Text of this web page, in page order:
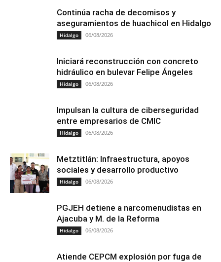
Continúa racha de decomisos y
aseguramientos de huachicol en Hidalgo
Hidalgo 06/08/2026
Iniciará reconstrucción con concreto
hidráulico en bulevar Felipe Ángeles
Hidalgo 06/08/2026
Impulsan la cultura de ciberseguridad
entre empresarios de CMIC
Hidalgo 06/08/2026
Metztitlán: Infraestructura, apoyos
sociales y desarrollo productivo
Hidalgo 06/08/2026
PGJEH detiene a narcomenudistas en
Ajacuba y M. de la Reforma
Hidalgo 06/08/2026
Atiende CEPCM explosión por fuga de